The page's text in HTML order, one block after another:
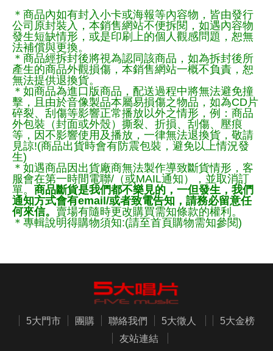
＊商品內如有封入小卡或海報等內容物，皆由發行
公司原封裝入，本銷售網站不便拆閱，如遇內容物
發生短缺情形，或是印刷上的個人觀感問題，恕無
法補償與更換。
＊商品經拆封後將視為認同該商品，如為拆封後所
產生的商品外觀損傷，本銷售網站一概不負責，恕
無法提供退換貨。
＊如商品為進口版商品，配送過程中將無法避免撞
擊，且由於音像製品本屬易損傷之物品，如為CD片
碎裂、刮傷等影響正常播放以外之情形，例：商品
外包裝（封面或外殼）撕裂、折損、刮傷、壓痕
等，因不影響使用及播放，一律無法退換貨，敬請
見諒!(商品出貨時會有防震包裝，避免以上情況發
生)
＊如遇商品因出貨廠商無法製作導致斷貨情形，客
服會在第一時間電聯/（或MAIL通知），並取消訂
單。 商品斷貨是我們都不樂見的，一但發生，我們
通知方式會有email/或者致電告知，請務必留意任
何來信。 賣場有隨時更改購買需知條款的權利。
＊專輯說明得購物須知:(請至首頁購物需知參閱)
5大門市 團購 聯絡我們 5大徵人
5大金榜
友站連結